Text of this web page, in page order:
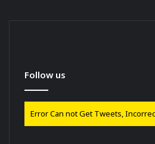
Follow us
Error Can not Get Tweets,